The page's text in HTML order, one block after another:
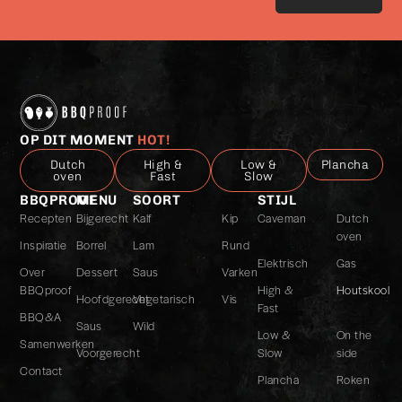
*
OP DIT MOMENT HOT!
Dutch
oven
High &
Fast
Low &
Slow
Plancha
BBQPROOF
Recepten
Inspiratie
Over
BBQproof
BBQ&A
Samenwerken
Contact
MENU
Bijgerecht
Borrel
Dessert
Hoofdgerecht
Saus
Voorgerecht
SOORT
Kalf
Kip
Lam
Rund
Saus
Varken
Vegetarisch
Vis
Wild
STIJL
Caveman
Dutch
oven
Elektrisch
Gas
High &
Fast
Houtskool
Low &
Slow
On the
side
Plancha
Roken